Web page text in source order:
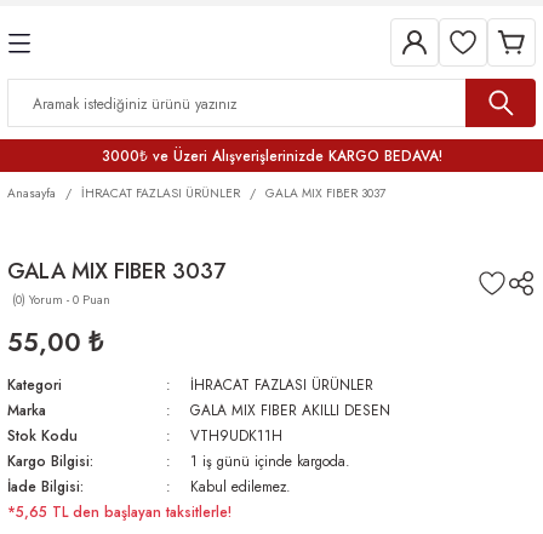
3000₺ ve Üzeri Alışverişlerinizde KARGO BEDAVA!
Anasayfa İHRACAT FAZLASI ÜRÜNLER GALA MIX FIBER 3037
GALA MIX FIBER 3037
(0) Yorum - 0 Puan
55,00 ₺
Kategori
İHRACAT FAZLASI ÜRÜNLER
Marka
GALA MIX FIBER AKILLI DESEN
Stok Kodu
VTH9UDK11H
Kargo Bilgisi:
1 iş günü içinde kargoda.
İade Bilgisi:
Kabul edilemez.
*5,65 TL den başlayan taksitlerle!